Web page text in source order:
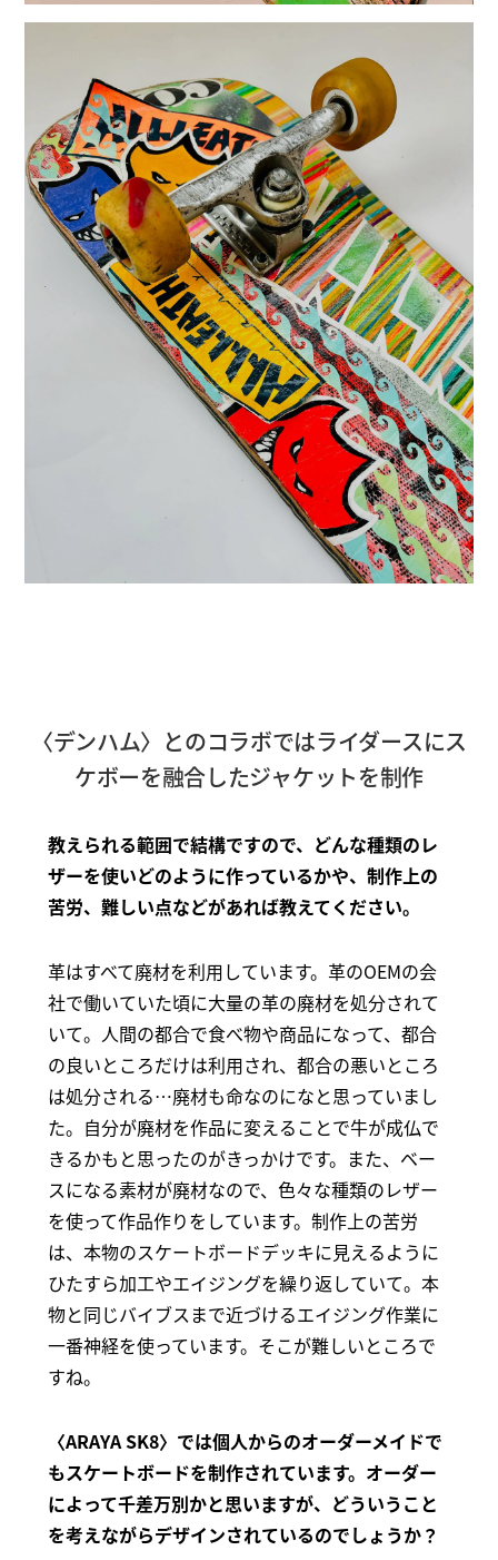
〈デンハム〉とのコラボではライダースにス
ケボーを融合したジャケットを制作
教えられる範囲で結構ですので、どんな種類のレ
ザーを使いどのように作っているかや、制作上の
苦労、難しい点などがあれば教えてください。
革はすべて廃材を利用しています。革のOEMの会
社で働いていた頃に大量の革の廃材を処分されて
いて。人間の都合で食べ物や商品になって、都合
の良いところだけは利用され、都合の悪いところ
は処分される…廃材も命なのになと思っていまし
た。自分が廃材を作品に変えることで牛が成仏で
きるかもと思ったのがきっかけです。また、ベー
スになる素材が廃材なので、色々な種類のレザー
を使って作品作りをしています。制作上の苦労
は、本物のスケートボードデッキに見えるように
ひたすら加工やエイジングを繰り返していて。本
物と同じバイブスまで近づけるエイジング作業に
一番神経を使っています。そこが難しいところで
すね。
〈ARAYA SK8〉では個人からのオーダーメイドで
もスケートボードを制作されています。オーダー
によって千差万別かと思いますが、どういうこと
を考えながらデザインされているのでしょうか？